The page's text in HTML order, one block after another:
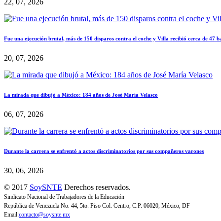
Fue una ejecución brutal, más de 150 disparos contra el coche y Villa recibió cerca de 47
20, 07, 2026
La mirada que dibujó a México: 184 años de José María Velasco
06, 07, 2026
Durante la carrera se enfrentó a actos discriminatorios por sus compañeros varones
30, 06, 2026
© 2017 SoySNTE Derechos reservados.
Sindicato Nacional de Trabajadores de la Educación
República de Venezuela No. 44, 5to. Piso Col. Centro, C.P. 06020, México, DF
Email:contacto@soysnte.mx